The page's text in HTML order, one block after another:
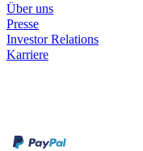
Über uns
Presse
Investor Relations
Karriere